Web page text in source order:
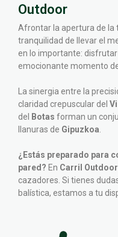
Outdoor
Afrontar la apertura de la
tranquilidad de llevar el
en lo importante:
emocionante momento
La sinergia entre la
claridad crepuscular del
del
Botas forman un
llanuras de Gipuzkoa
¿Estás preparado para
pared? En Carril Outdoor
cazadores. Si tienes
balística, estamos a tu